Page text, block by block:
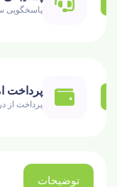
پاسخگویی
پرداخت
پرداخت از
توضیحات